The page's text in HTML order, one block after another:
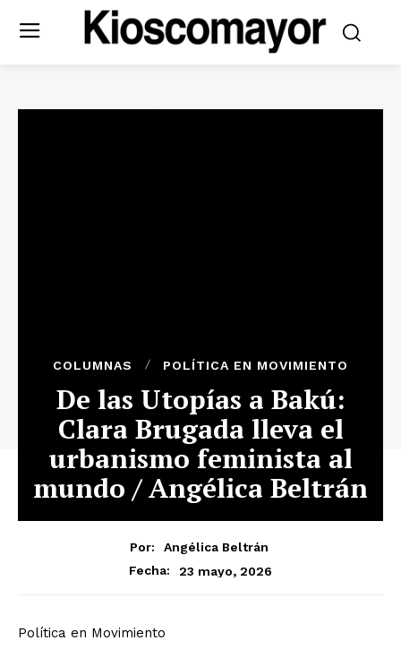
COLUMNAS POLÍTICA EN MOVIMIENTO
De las Utopías a Bakú:
Clara Brugada lleva el
urbanismo feminista al
mundo / Angélica Beltrán
Por:
Angélica Beltrán
Fecha:
23 mayo, 2026
Política en Movimiento